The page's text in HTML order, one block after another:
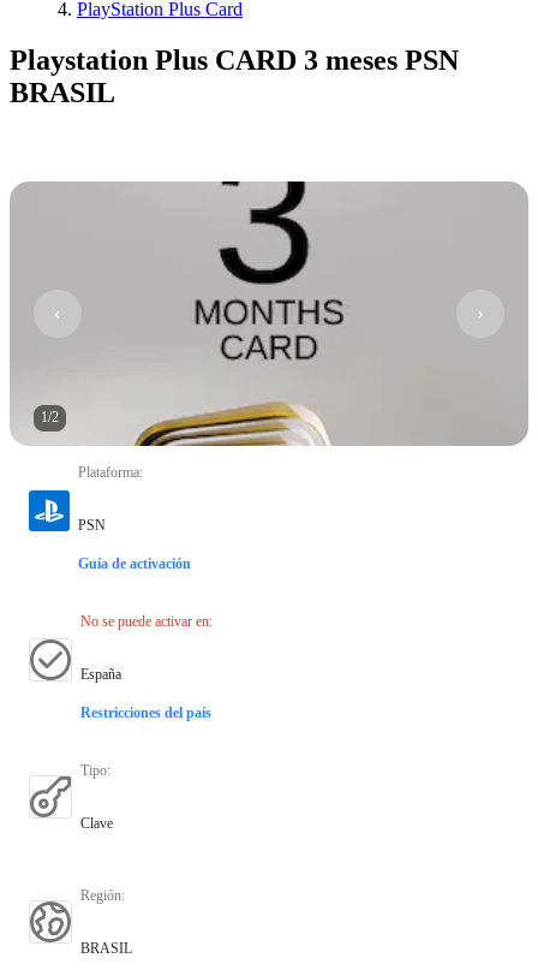
PlayStation Plus Card
Playstation Plus CARD 3 meses PSN
BRASIL
1/2
Plataforma:
PSN
Guía de activación
No se puede activar en:
España
Restricciones del país
Tipo:
Clave
Región:
BRASIL